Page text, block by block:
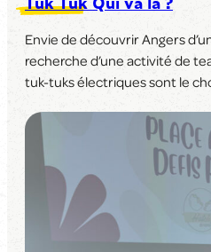
Envie de découvrir Angers
recherche d’une activité de
tuk-tuks électriques sont le